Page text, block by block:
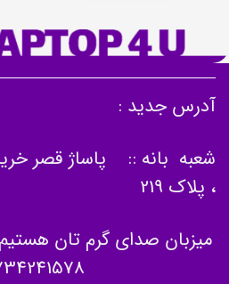
آدرس جدید :
شعبه بانه :: پاساژ قصر
، پلاک 219
میزبان صدای گرم تان